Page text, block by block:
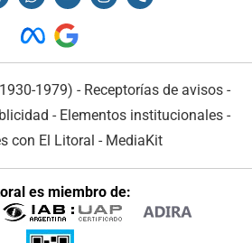
1979) - Receptorías de avisos -
- Elementos institucionales-
con El Litoral - MediaKit
es miembro de: